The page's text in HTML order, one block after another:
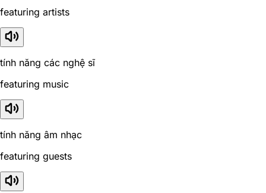
featuring artists
tính năng các nghệ sĩ
featuring music
tính năng âm nhạc
featuring guests